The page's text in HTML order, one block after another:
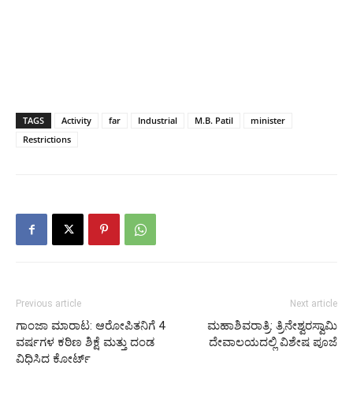
TAGS Activity far Industrial M.B. Patil
minister
Restrictions
Previous article
ಗಾಂಜಾ ಮಾರಾಟ: ಆರೋಪಿತನಿಗೆ 4
ವರ್ಷಗಳ ಕಠಿಣ ಶಿಕ್ಷೆ ಮತ್ತು ದಂಡ
ವಿಧಿಸಿದ ಕೋರ್ಟ್
Next article
ಮಹಾಶಿವರಾತ್ರಿ: ತ್ರಿನೇಶ್ವರಸ್ವಾಮಿ
ದೇವಾಲಯದಲ್ಲಿ ವಿಶೇಷ ಪೂಜೆ